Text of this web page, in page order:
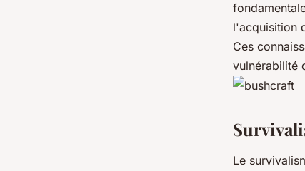
l'acquisition
Ces
vulnérabilité
Le